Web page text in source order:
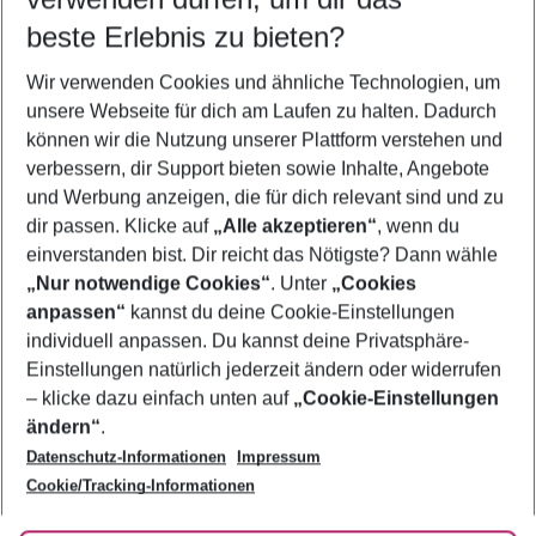
5-8 Nächte
2 Erwachsene Keine Kinder
Mehr Filter anzeigen
Footer
Footer navigation
Über uns
AGB
Bestpreisgarantie
Cookie-Einstellungen ändern
Cookie-Richtlinie
Agenturbetreuung
Barrierefreies Reisen
Folge uns
beste Erlebnis zu bieten?
Wir verwenden Cookies und ähnliche Technologien, um
unsere Webseite für dich am Laufen zu halten. Dadurch
können wir die Nutzung unserer Plattform verstehen und
verbessern, dir Support bieten sowie Inhalte, Angebote
und Werbung anzeigen, die für dich relevant sind und zu
dir passen. Klicke auf „Alle akzeptieren“, wenn du
einverstanden bist. Dir reicht das Nötigste? Dann wähle
„Nur notwendige Cookies“. Unter „Cookies
anpassen“ kannst du deine Cookie-Einstellungen
individuell anpassen. Du kannst deine Privatsphäre-
Einstellungen natürlich jederzeit ändern oder widerrufen
– klicke dazu einfach unten auf „Cookie-Einstellungen
ändern“.
Datenschutz-Informationen
Impressum
Cookie/Tracking-Informationen